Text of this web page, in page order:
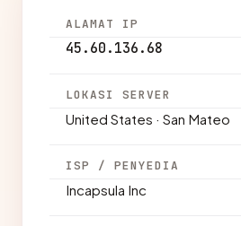
ALAMAT IP
45.60.136.68
LOKASI SERVER
United States · San Mateo
ISP / PENYEDIA
Incapsula Inc